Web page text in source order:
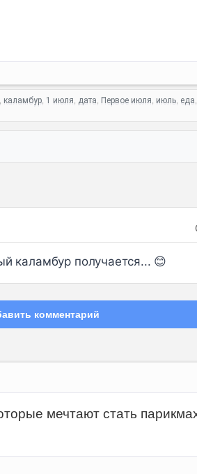
, каламбур, 1 июля, дата, Первое июля, июль, еда,
каламбур получается... 😊
комментарий
мечтают стать